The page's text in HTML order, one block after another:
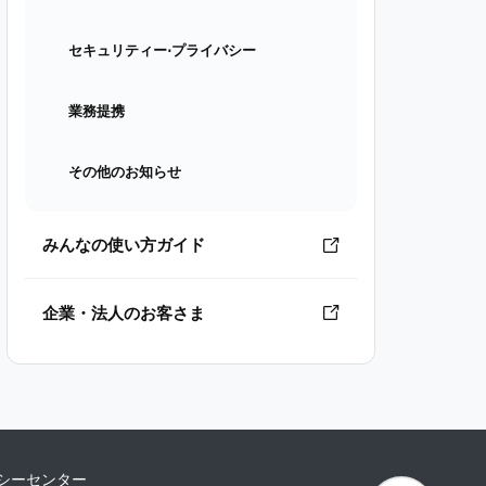
セキュリティー⋅プライバシー
業務提携
その他のお知らせ
みんなの使い方ガイド
企業・法人のお客さま
ーセンター